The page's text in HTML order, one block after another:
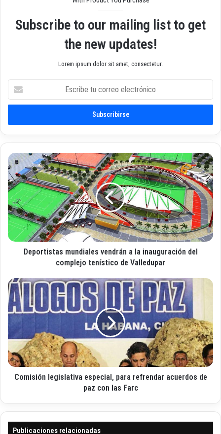
Subscribe to our mailing list to get
the new updates!
Lorem ipsum dolor sit amet, consectetur.
c
i
b
t
u
c
o
r
r
e
o
e
t
r
ó
n
c
D
e
p
o
r
t
i
s
t
u
n
d
i
l
s
v
Deportistas mundiales vendrán a la inauguración del
complejo tenístico de Valledupar
C
o
m
i
s
i
n
l
Comisión legislativa especial, para refrendar acuerdos de
paz con las Farc
Publicaciones relacionadas